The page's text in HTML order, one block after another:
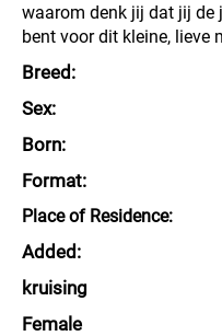
waarom denk jij dat jij de
bent voor dit kleine, lieve
Breed:
Sex:
Born:
Format:
Place of Residence:
Added:
kruising
Female